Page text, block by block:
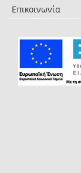
Επικοινωνία